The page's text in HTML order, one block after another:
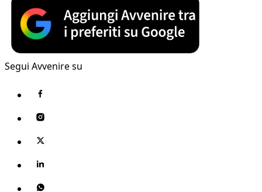
Segui Avvenire su